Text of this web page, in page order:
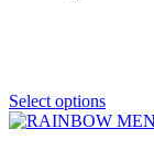
Select options